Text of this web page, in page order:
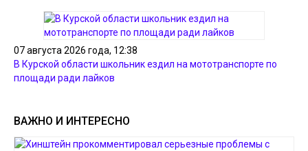
07 августа 2026 года, 12:38
В Курской области школьник ездил на мототранспорте по
площади ради лайков
ВАЖНО И ИНТЕРЕСНО